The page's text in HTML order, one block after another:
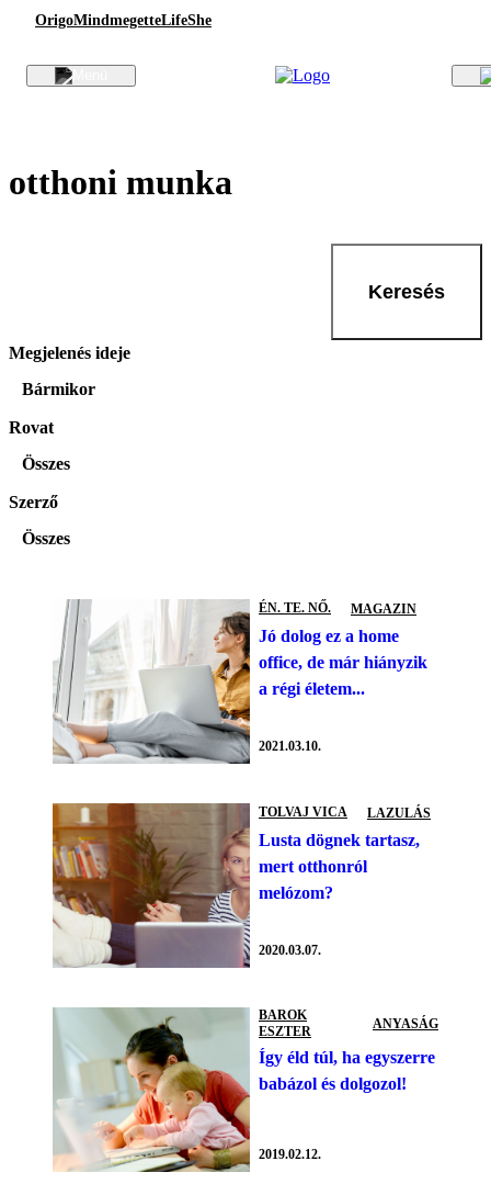
OrigoMindmegetteLifeShe
otthoni munka
Keresés
Megjelenés ideje
Bármikor
Rovat
Összes
Szerző
Összes
ÉN. TE. NŐ. MAGAZIN
Jó dolog ez a home
office, de már hiányzik
a régi életem...
2021.03.10.
TOLVAJ VICA LAZULÁS
Lusta dögnek tartasz,
mert otthonról
melózom?
2020.03.07.
BAROK
ESZTER
ANYASÁG
Így éld túl, ha egyszerre
babázol és dolgozol!
2019.02.12.